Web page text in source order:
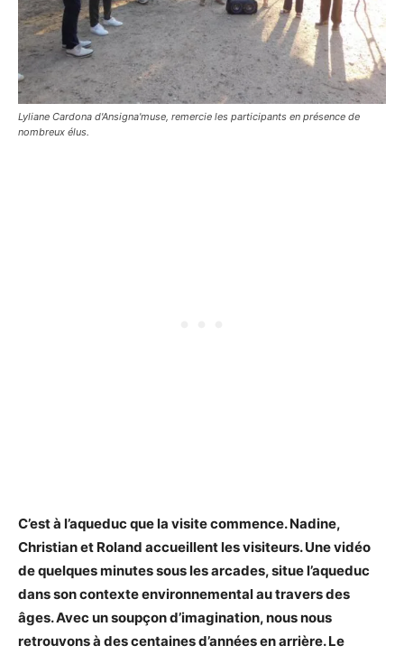
Lyliane Cardona d'Ansigna'muse, remercie les participants en présence de
nombreux élus.
C’est à l’aqueduc que la visite commence. Nadine,
Christian et Roland accueillent les visiteurs. Une vidéo
de quelques minutes sous les arcades, situe l’aqueduc
dans son contexte environnemental au travers des
âges. Avec un soupçon d’imagination, nous nous
retrouvons à des centaines d’années en arrière. Le